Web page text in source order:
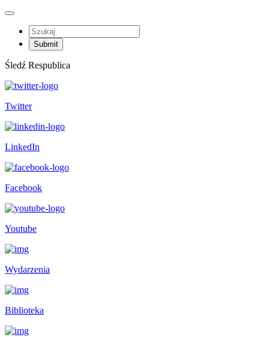
Śledź Respublica
Twitter
LinkedIn
Facebook
Youtube
Wydarzenia
Biblioteka